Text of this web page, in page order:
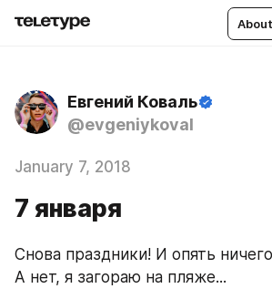
Евгений Коваль
@evgeniykoval
January 7, 2018
7 января
Снова праздники! И опять
А нет, я загораю на пляже...